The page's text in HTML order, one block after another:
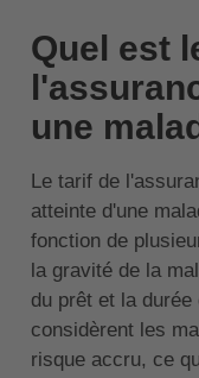
Quel est
une
Le tarif de
atteinte d'une
fonction de
la gravité de la
du prêt et la
considèrent les
risque accru, ce